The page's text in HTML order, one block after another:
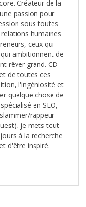
Créateur de la
passion pour
sous toutes
humaines
ceux qui
ambitionnent de
rêver grand. CD-
de toutes ces
l'ingéniosité et
quelque chose de
en SEO,
rappeur
je mets tout
à la recherche
d'être inspiré.